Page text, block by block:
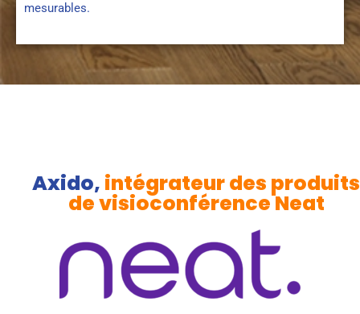
mesurables.
Axido, intégrateur des produits
de visioconférence Neat